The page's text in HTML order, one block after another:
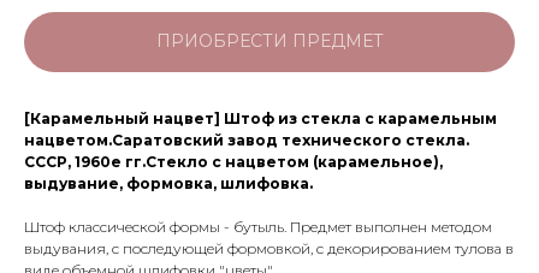
ПРИОБРЕСТИ ПРЕДМЕТ
[Карамельный нацвет] Штоф из стекла с карамельным
нацветом.Саратовский завод технического стекла.
СССР, 1960е гг.Стекло с нацветом (карамельное),
выдувание, формовка, шлифовка.
Штоф классической формы - бутыль. Предмет выполнен методом
выдувания, с последующей формовкой, с декорированием тулова в